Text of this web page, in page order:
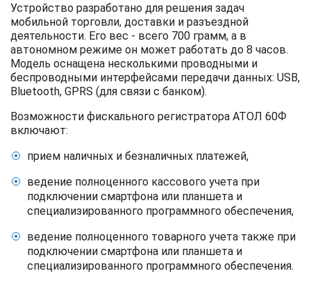
Устройство разработано для решения задач
мобильной торговли, доставки и разъездной
деятельности. Его вес - всего 700 грамм, а в
автономном режиме он может работать до 8 часов.
Модель оснащена несколькими проводными и
беспроводными интерфейсами передачи данных: USB,
Bluetooth, GPRS (для связи с банком).
Возможности фискального регистратора АТОЛ 60Ф
включают:
прием наличных и безналичных платежей,
ведение полноценного кассового учета при
подключении смартфона или планшета и
специализированного программного обеспечения,
ведение полноценного товарного учета также при
подключении смартфона или планшета и
специализированного программного обеспечения.